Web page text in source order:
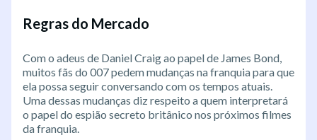
Regras do Mercado
Com o adeus de Daniel Craig ao papel de James Bond,
muitos fãs do 007 pedem mudanças na franquia para que
ela possa seguir conversando com os tempos atuais.
Uma dessas mudanças diz respeito a quem interpretará
o papel do espião secreto britânico nos próximos filmes
da franquia.